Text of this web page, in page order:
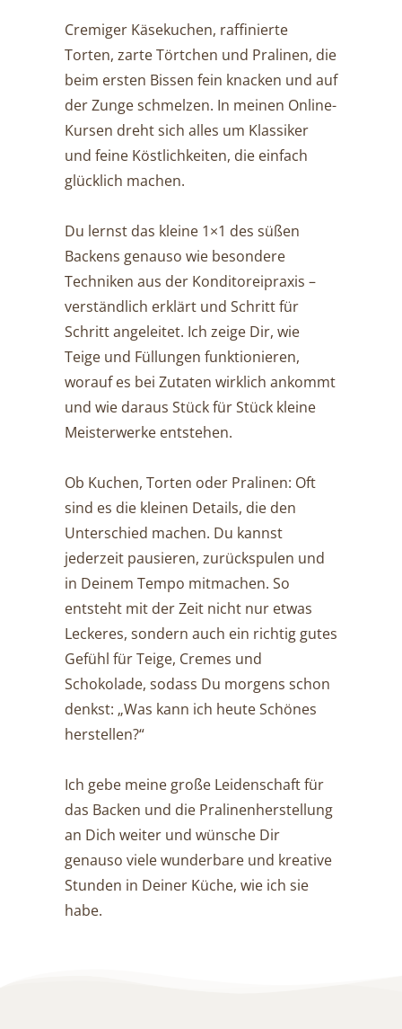
Cremiger Käsekuchen, raffinierte
Torten, zarte Törtchen und Pralinen, die
beim ersten Bissen fein knacken und auf
der Zunge schmelzen. In meinen Online-
Kursen dreht sich alles um Klassiker
und feine Köstlichkeiten, die einfach
glücklich machen.
Du lernst das kleine 1×1 des süßen
Backens genauso wie besondere
Techniken aus der Konditoreipraxis –
verständlich erklärt und Schritt für
Schritt angeleitet. Ich zeige Dir, wie
Teige und Füllungen funktionieren,
worauf es bei Zutaten wirklich ankommt
und wie daraus Stück für Stück kleine
Meisterwerke entstehen.
Ob Kuchen, Torten oder Pralinen: Oft
sind es die kleinen Details, die den
Unterschied machen. Du kannst
jederzeit pausieren, zurückspulen und
in Deinem Tempo mitmachen. So
entsteht mit der Zeit nicht nur etwas
Leckeres, sondern auch ein richtig gutes
Gefühl für Teige, Cremes und
Schokolade, sodass Du morgens schon
denkst: „Was kann ich heute Schönes
herstellen?“
Ich gebe meine große Leidenschaft für
das Backen und die Pralinenherstellung
an Dich weiter und wünsche Dir
genauso viele wunderbare und kreative
Stunden in Deiner Küche, wie ich sie
habe.